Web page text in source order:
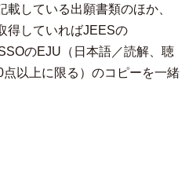
している出願書類のほか、
していればJEESの
のEJU（日本語／読解、聴
以上に限る）のコピーを一緒